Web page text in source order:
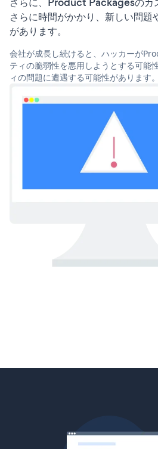
さらに時間がかかり、新しい問
があります。
会社が成長し続けると、ハッカーが
ティの脆弱性を悪用しようとする可能
ィの問題に遭遇する可能性があります。